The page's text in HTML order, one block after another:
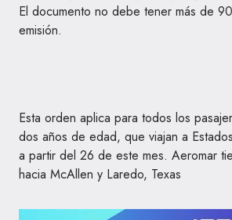
El documento no debe tener más de
emisión.
Esta orden aplica para todos los
dos años de edad, que viajan a
a partir del 26 de este mes. Aeromar
hacia McAllen y Laredo, Texas